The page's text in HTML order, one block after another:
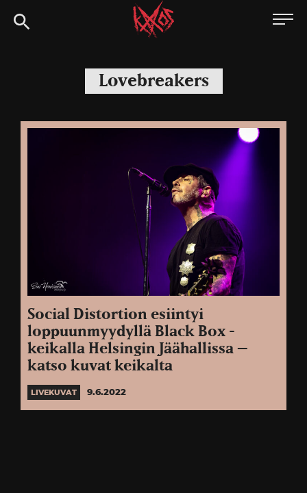
Siirry
suoraan
Kaaoszine
Lovebreakers
Social Distortion esiintyi
loppuunmyydyllä Black Box -
keikalla Helsingin Jäähallissa –
katso kuvat keikalta
LIVEKUVAT 9.6.2022